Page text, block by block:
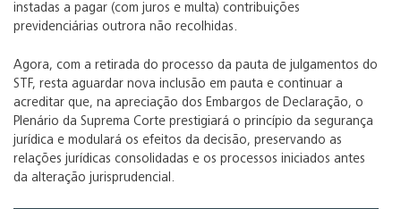
instadas a pagar (com juros e multa) contribuições
previdenciárias outrora não recolhidas.
Agora, com a retirada do processo da pauta de julgamentos do
STF, resta aguardar nova inclusão em pauta e continuar a
acreditar que, na apreciação dos Embargos de Declaração, o
Plenário da Suprema Corte prestigiará o princípio da segurança
jurídica e modulará os efeitos da decisão, preservando as
relações jurídicas consolidadas e os processos iniciados antes
da alteração jurisprudencial.